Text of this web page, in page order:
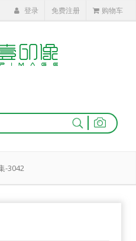
登录 免费注册 购物车
|
-3042